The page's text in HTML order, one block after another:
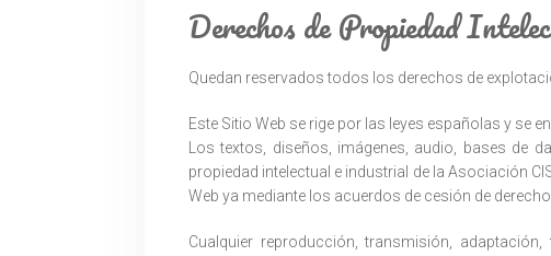
Derechos de Propiedad
Quedan reservados todos los derechos de
Este Sitio Web se rige por las leyes españolas y se
Los textos, diseños, imágenes, audio, bases de
propiedad intelectual e industrial de la Asociación
Web ya mediante los acuerdos de cesión de
Cualquier reproducción, transmisión,